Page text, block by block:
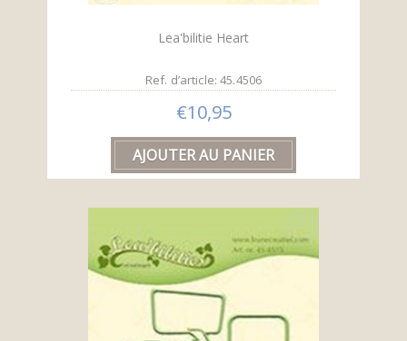
Lea'bilitie Heart
Ref. d’article: 45.4506
€10,95